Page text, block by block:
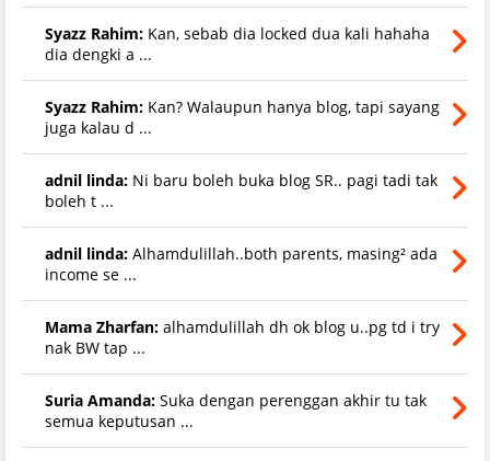
Syazz Rahim: Kan, sebab dia locked dua kali hahaha
dia dengki a ...
Syazz Rahim: Kan? Walaupun hanya blog, tapi sayang
juga kalau d ...
adnil linda: Ni baru boleh buka blog SR.. pagi tadi tak
boleh t ...
adnil linda: Alhamdulillah..both parents, masing² ada
income se ...
Mama Zharfan: alhamdulillah dh ok blog u..pg td i try
nak BW tap ...
Suria Amanda: Suka dengan perenggan akhir tu tak
semua keputusan ...